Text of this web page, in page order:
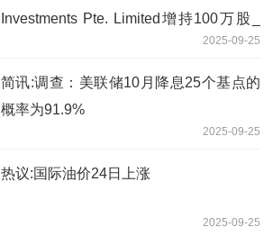
Investments Pte. Limited增持100万股_
2025-09-25
简讯:调查：美联储10月降息25个基点的
概率为91.9%
2025-09-25
热议:国际油价24日上涨
2025-09-25